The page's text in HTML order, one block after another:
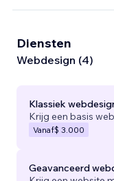
Diensten
Webdesign (4)
Klassiek
Krijg een basis
Vanaf$ 3.000
Geavanceerd